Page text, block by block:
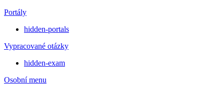
Portály
hidden-portals
Vypracované otázky
hidden-exam
Osobní menu